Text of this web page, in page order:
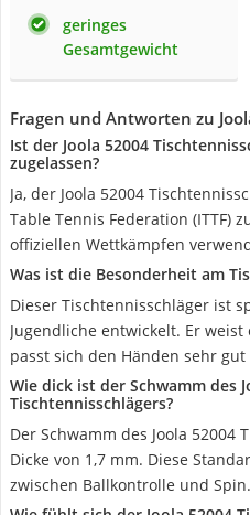
geringes
Gesamtgewicht
Fragen und Antworten zu
Ist der Joola 52004
zugelassen?
Ja, der Joola 52004
Table Tennis Federation (ITTF)
offiziellen Wettkämpfen
Was ist die Besonderheit am
Dieser Tischtennisschläger ist
Jugendliche entwickelt. Er
passt sich den Händen sehr gut
Wie dick ist der Schwamm des
Tischtennisschlägers?
Der Schwamm des Joola 52004
Dicke von 1,7 mm. Diese
zwischen Ballkontrolle und Spin.